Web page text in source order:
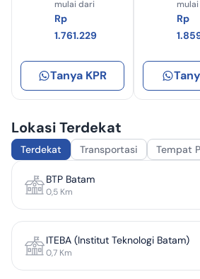
mulai dari
Rp
1.761.229
Tanya KPR
Rp
Lokasi Terdekat
Terdekat Transportasi Tempat
BTP Batam
0,5 Km
ITEBA (Institut Teknologi Batam)
0,7 Km